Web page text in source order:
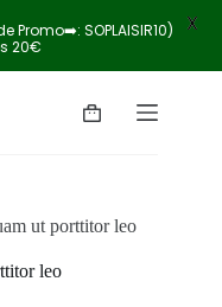
ut porttitor leo
leo
SOPLAISIR10)
20€
X